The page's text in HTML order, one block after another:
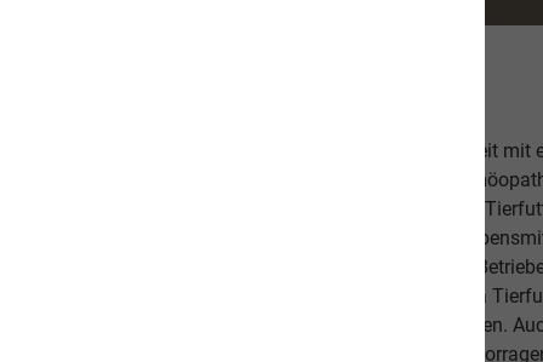
Unsere hochwertige Tiernahrung ist in Zusammenarbeit mit
bestehend aus einer Tierärztin, Tierheilpraktikern,
Ernährungsfachleuten entwickelt worden. Das leckere
Fischanteil von ca. 70% im Durchschnitt und weist
Schlachtabfälle). Höchste Qualität aus kontrollierten
Beilagen sind der Garant, dass Sie mit unserem naVita
Lieblinge ausgewogen und abwechslungsreich ernähren.
darauf, dass es Ihnen persönlich gut geht. Unsere